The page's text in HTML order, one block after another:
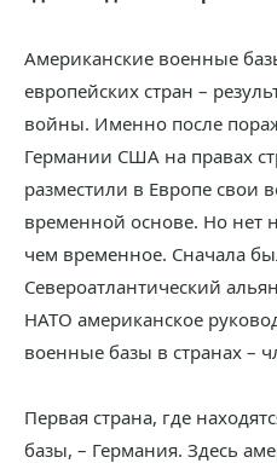
Американские военные
европейских стран –
войны. Именно после
Германии США на правах
разместили в Европе свои
временной основе. Но нет
чем временное. Сначала
Североатлантический
НАТО американское
военные базы в странах –
Первая страна, где
базы, – Германия. Здесь